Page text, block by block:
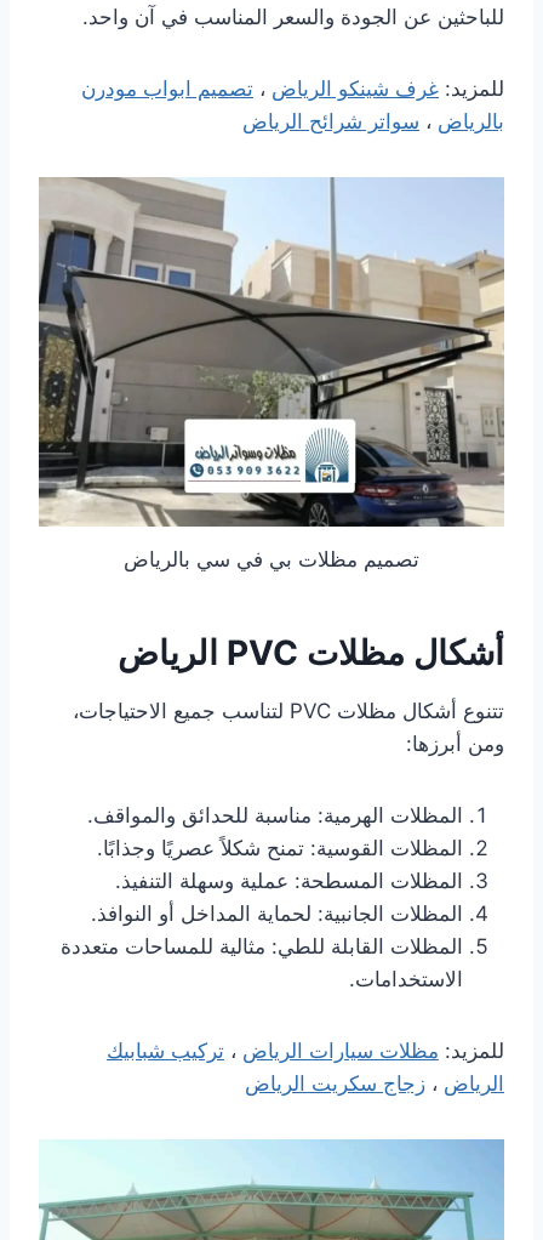
للباحثين عن الجودة والسعر المناسب في آن واحد.
للمزيد: غرف شينكو الرياض ، تصميم ابواب مودرن
بالرياض ، سواتر شرائح الرياض
تصميم مظلات بي في سي بالرياض
أشكال مظلات PVC الرياض
تتنوع أشكال مظلات PVC لتناسب جميع الاحتياجات،
ومن أبرزها:
المظلات الهرمية: مناسبة للحدائق والمواقف.
المظلات القوسية: تمنح شكلاً عصريًا وجذابًا.
المظلات المسطحة: عملية وسهلة التنفيذ.
المظلات الجانبية: لحماية المداخل أو النوافذ.
المظلات القابلة للطي: مثالية للمساحات متعددة
الاستخدامات.
للمزيد: مظلات سيارات الرياض ، تركيب شبابيك
الرياض ، زجاج سكريت الرياض